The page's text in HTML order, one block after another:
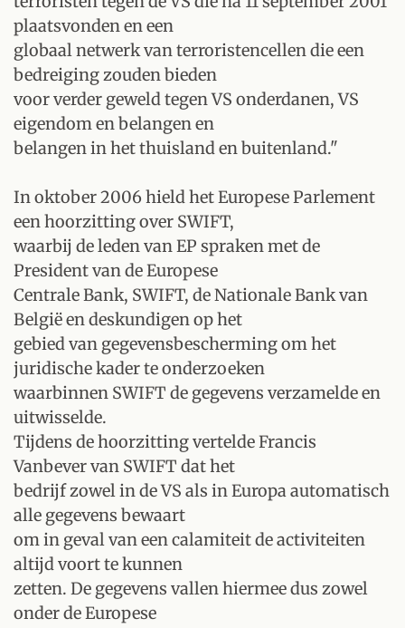
plaatsvonden en een
globaal netwerk van terroristencellen die een
bedreiging zouden bieden
voor verder geweld tegen VS onderdanen, VS
eigendom en belangen en
belangen in het thuisland en buitenland."
In oktober 2006 hield het Europese Parlement
een hoorzitting over SWIFT,
waarbij de leden van EP spraken met de
President van de Europese
Centrale Bank, SWIFT, de Nationale Bank van
België en deskundigen op het
gebied van gegevensbescherming om het
juridische kader te onderzoeken
waarbinnen SWIFT de gegevens verzamelde en
uitwisselde.
Tijdens de hoorzitting vertelde Francis
Vanbever van SWIFT dat het
bedrijf zowel in de VS als in Europa automatisch
alle gegevens bewaart
om in geval van een calamiteit de activiteiten
altijd voort te kunnen
zetten. De gegevens vallen hiermee dus zowel
onder de Europese